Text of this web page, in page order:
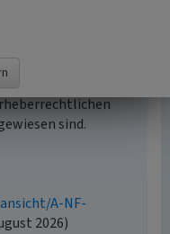
unterliegen
sind.
A-NF-
2026)